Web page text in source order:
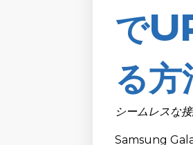
で
る
シームレスな
Samsung